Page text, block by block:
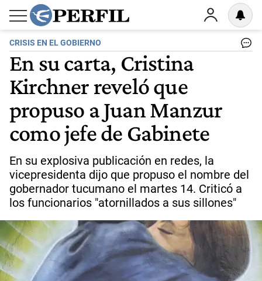
CRISIS EN EL GOBIERNO
En su carta, Cristina
Kirchner reveló que
propuso a Juan Manzur
como jefe de Gabinete
En su explosiva publicación en redes, la
vicepresidenta dijo que propuso el nombre del
gobernador tucumano el martes 14. Criticó a
los funcionarios "atornillados a sus sillones"